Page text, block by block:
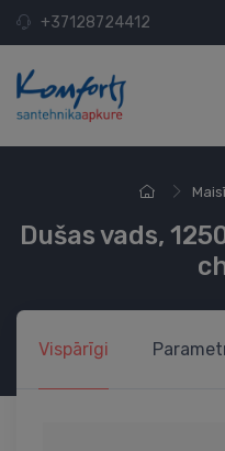
+37128724412
Dušas vads,
Vispārīgi